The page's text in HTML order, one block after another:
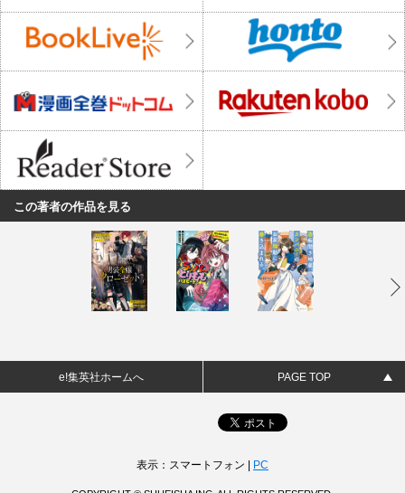
この著者の作品を見る
e!集英社ホームへ PAGE TOP
表示：スマートフォン | PC